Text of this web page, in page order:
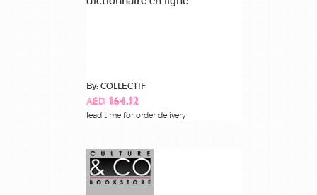
By: COLLECTIF
AED 164.12
lead time for order delivery